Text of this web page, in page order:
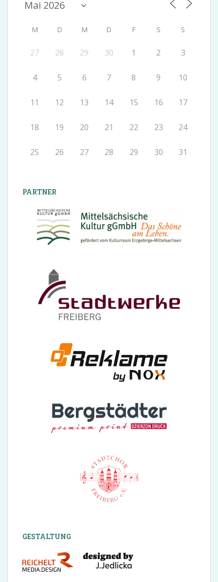
M D M D F S S
27 28 29 30 1 2 3
4 5 6 7 8 9 10
11 12 13 14 15 16 17
18 19 20 21 22 23 24
25 26 27 28 29 30 31
PARTNER
GESTALTUNG